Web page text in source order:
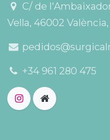
C/ de
Vella, 46002
+34 961 280 475